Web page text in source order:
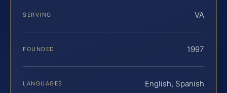
SERVING VA
FOUNDED 1997
LANGUAGES English, Spanish